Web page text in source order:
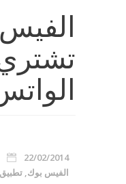
22/02/2014
الفيس بوك تطبيق